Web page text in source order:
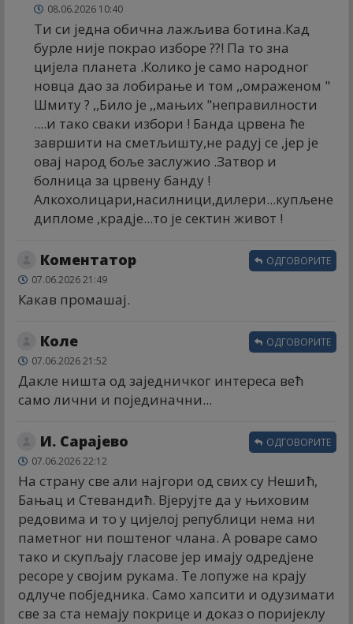
08.06.2026 10:40
Ти си једна обична лажљива ботина.Кад
бурле није покрао изборе ??! Па то зна
цијела планета .Колико је само народног
новца дао за лобирање и том ,,омраженом "
Шмиту ? ,,Било је ,,мањих "неправилности
....и тако сваки избори ! Банда црвена ће
завршити на сметљишту,не радуј се ,јер је
овај народ боље заслужио .Затвор и
болница за црвену банду !
Алкохолицари,насилници,дилери...купљене
дипломе ,крадје...то је сектин живот !
Коментатор
07.06.2026 21:49
Какав промашај.
ОДГОВОРИТЕ
Коле
07.06.2026 21:52
Дакле ништа од заједничког интереса већ
само лични и појединачни...
ОДГОВОРИТЕ
И. Сарајево
07.06.2026 22:12
На страну све али најгори од свих су Нешић,
Бањац и Стевандић. Вјерујте да у њиховим
редовима и то у цијелој републици нема ни
паметног ни поштеног члана. А роваре само
тако и скупљају гласове јер имају одредјене
ресоре у својим рукама. Те лопуже на крају
одлуче побједника. Само хапсити и одузимати
све за ста немају покрице и доказ о поријеклу
ОДГОВОРИТЕ